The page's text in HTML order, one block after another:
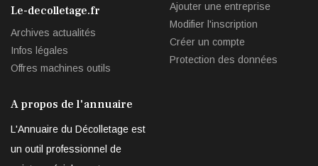
Le-decolletage.fr
Archives actualités
Infos légales
Offres machines outils
Ajouter une entreprise
Modifier l'inscription
Créer un compte
Protection des données
A propos de l'annuaire
L'Annuaire du Décolletage est
un outil professionnel de